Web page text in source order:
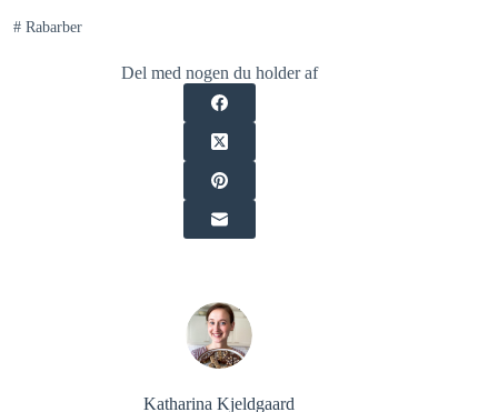
#Rabarber
Del med nogen du holder af
Katharina Kjeldgaard